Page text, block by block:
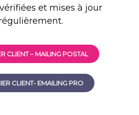
et mises à jour
CLIENT – MAILING POSTAL
CLIENT- EMAILING PRO